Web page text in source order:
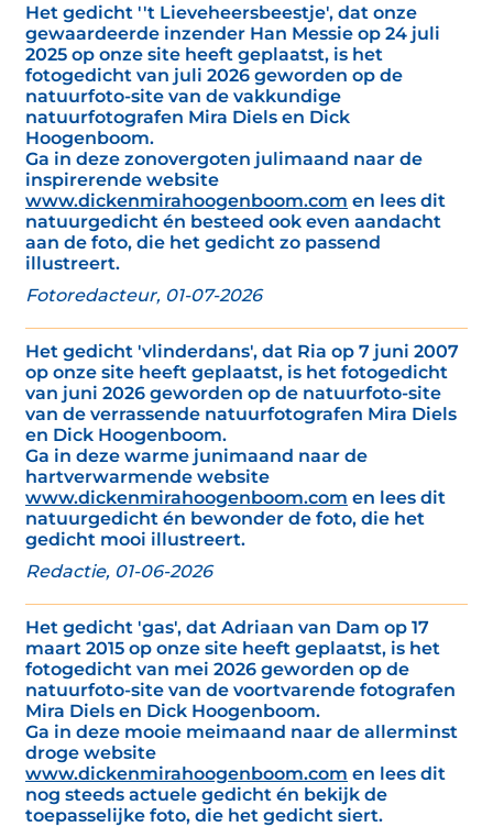
Het gedicht ''t Lieveheersbeestje', dat onze
gewaardeerde inzender Han Messie op 24 juli
2025 op onze site heeft geplaatst, is het
fotogedicht van juli 2026 geworden op de
natuurfoto-site van de vakkundige
natuurfotografen Mira Diels en Dick
Hoogenboom.
Ga in deze zonovergoten julimaand naar de
inspirerende website
www.dickenmirahoogenboom.com en lees dit
natuurgedicht én besteed ook even aandacht
aan de foto, die het gedicht zo passend
illustreert.
Fotoredacteur, 01-07-2026
Het gedicht 'vlinderdans', dat Ria op 7 juni 2007
op onze site heeft geplaatst, is het fotogedicht
van juni 2026 geworden op de natuurfoto-site
van de verrassende natuurfotografen Mira Diels
en Dick Hoogenboom.
Ga in deze warme junimaand naar de
hartverwarmende website
www.dickenmirahoogenboom.com en lees dit
natuurgedicht én bewonder de foto, die het
gedicht mooi illustreert.
Redactie, 01-06-2026
Het gedicht 'gas', dat Adriaan van Dam op 17
maart 2015 op onze site heeft geplaatst, is het
fotogedicht van mei 2026 geworden op de
natuurfoto-site van de voortvarende fotografen
Mira Diels en Dick Hoogenboom.
Ga in deze mooie meimaand naar de allerminst
droge website
www.dickenmirahoogenboom.com en lees dit
nog steeds actuele gedicht én bekijk de
toepasselijke foto, die het gedicht siert.